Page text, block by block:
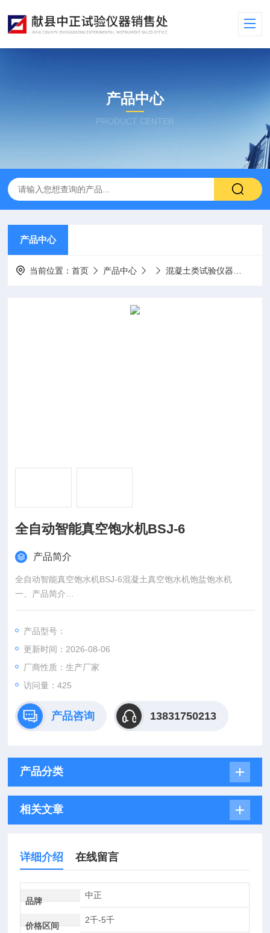
产品中心
PRODUCT CENTER
产品中心
当前位置：首页 产品中心 混凝土类试验仪器
全自动智能真空饱水机BSJ-6
产品简介
全自动智能真空饱水机BSJ-6混凝土真空饱水机饱盐饱水机
一、产品简介
产品作用：混凝土真空饱水机是配合我公司的混凝土氯离子电通
产品型号：
更新时间：2026-08-06
厂商性质：生产厂家
访问量：425
产品咨询 13831750213
产品分类
相关文章
详细介绍 在线留言
品牌
中正
价格区间
2千-5千